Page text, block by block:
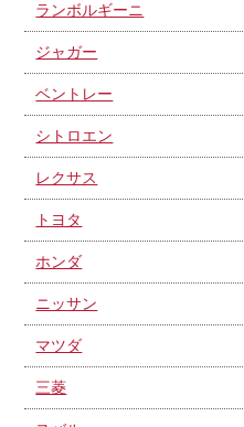
ランボルギーニ
ジャガー
ベントレー
シトロエン
レクサス
トヨタ
ホンダ
ニッサン
マツダ
三菱